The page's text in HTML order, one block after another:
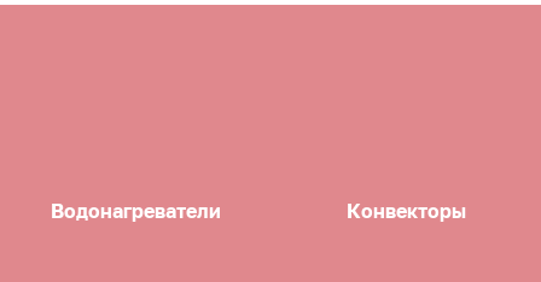
Водонагреватели Конвекторы